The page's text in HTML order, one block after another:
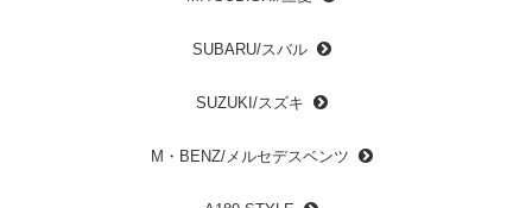
SUBARU/スバル
SUZUKI/スズキ
M・BENZ/メルセデスベンツ